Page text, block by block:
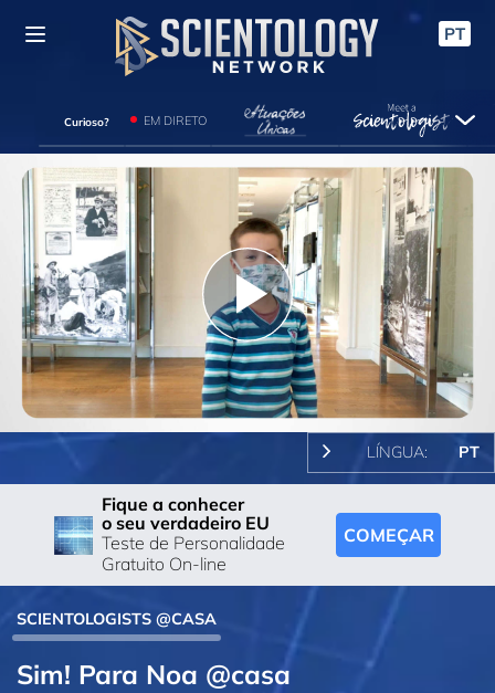
PT
Curioso? EM DIRETO
Play
Video
LÍNGUA: PT
Fique a conhecer
o seu verdadeiro EU
Teste de Personalidade
Gratuito On-line
COMEÇAR
SCIENTOLOGISTS @CASA
Sim! Para Noa @casa